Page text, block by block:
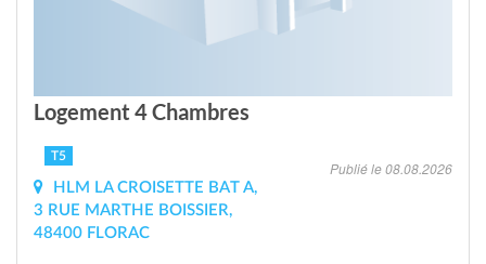
Logement 4 Chambres
T5
Publié le 08.08.2026
HLM LA CROISETTE BAT A,
3 RUE MARTHE BOISSIER,
48400 FLORAC